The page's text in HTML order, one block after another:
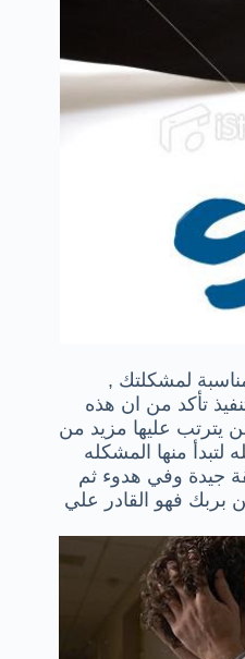
لمشكلتك ,
تأكد من ان هذه
يترتب عليها مزيد من
منها المشكله
جيدة وفي هدوء ثم
بربك فهو القادر علي